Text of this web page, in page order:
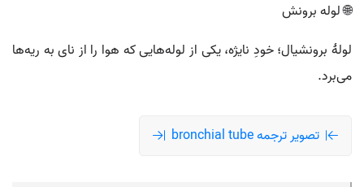
🌐 لوله برونش
لولهٔ برونشیال؛ خودِ نایژه، یکی از لوله‌هایی که هوا را از نای به ریه‌ها
می‌برد.
تصویر ترجمه bronchial tube